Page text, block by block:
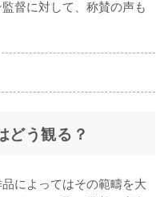
督に対して、称賛の声も
どう観る？
によってはその範疇を大